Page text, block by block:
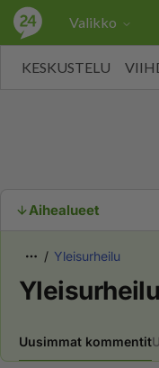
Valikko
KESKUSTELU
Aihealueet
Yleisurheilu
Yleisurheilu
Uusimmat kommentit